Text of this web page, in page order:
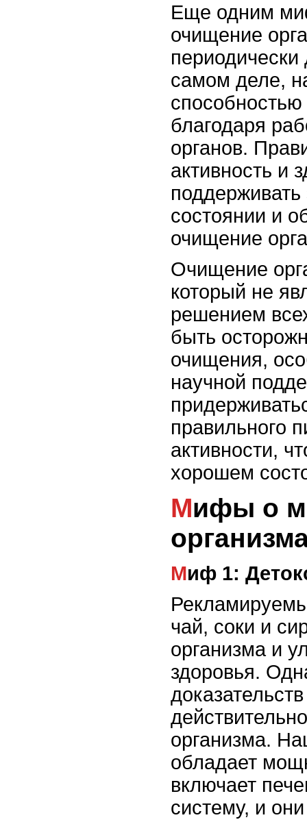
Еще одним
очищение
самом деле,
благодаря
органов.
активность и
состоянии и
очищение
Очищение
который не
решением
быть
очищения,
научной
правильного
активности,
хорошем
Мифы о методах очищения
Миф 1:
чай, соки и
организма и
здоровья.
организма.
обладает
включает
систему, и